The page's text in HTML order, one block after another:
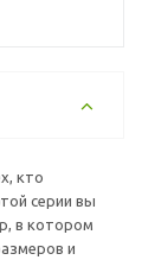
кто
серии вы
в котором
и